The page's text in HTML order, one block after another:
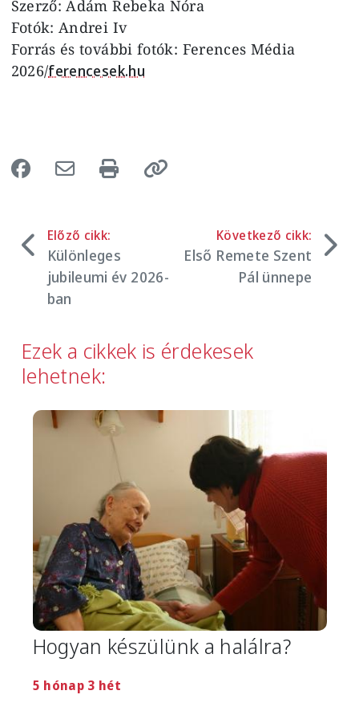
Szerző: Ádám Rebeka Nóra
Fotók: Andrei Iv
Forrás és további fotók: Ferences Média
2026/ferencesek.hu
Előző cikk:
Különleges
jubileumi év 2026-
ban
Következő cikk:
Első Remete Szent
Pál ünnepe
Ezek a cikkek is érdekesek
lehetnek:
Image
Hogyan készülünk a halálra?
5 hónap 3 hét